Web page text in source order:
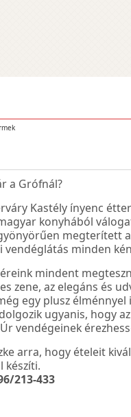
a Grófnál?
Kastély ínyenc
konyhából
megterített
vendéglátás minden
mindent
zene, az elegáns és
egy plusz
ugyanis, hogy
vendégeinek
arra, hogy ételeit
készíti.
213-433